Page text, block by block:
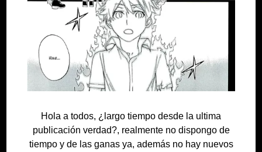
Hola a todos, ¿largo tiempo desde la ultima
publicación verdad?, realmente no dispongo de
tiempo y de las ganas ya, además no hay nuevos